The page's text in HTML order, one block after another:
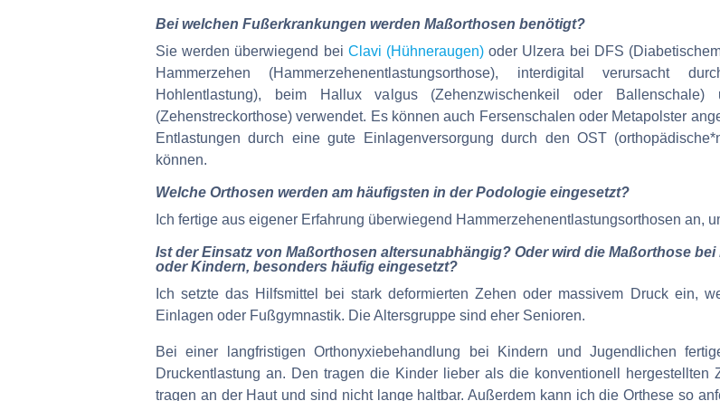
Bei welchen Fußerkrankungen werden Maßorthosen benötigt?
Sie werden überwiegend bei Clavi (Hühneraugen)oder Ulzera bei DFS
Hammerzehen (Hammerzehenentlastungsorthose), interdigital verursacht
Hohlentlastung), beim Hallux valgus (Zehenzwischenkeil oder
(Zehenstreckorthose) verwendet. Es können auch Fersenschalen oder Metapolster
Entlastungen durch eine gute Einlagenversorgung durch den OST
können.
Welche Orthosen werden am häufigsten in der Podologie eingesetzt?
Ich fertige aus eigener Erfahrung überwiegend Hammerzehenentlastungsorthosen an,
Ist der Einsatz von Maßorthosen altersunabhängig? Oder wird die Maßorthose
oder Kindern, besonders häufig eingesetzt?
Ich setzte das Hilfsmittel bei stark deformierten Zehen oder massivem Druck ein,
Einlagen oder Fußgymnastik. Die Altersgruppe sind eher Senioren.
Bei einer langfristigen Orthonyxiebehandlung bei Kindern und Jugendlichen
Druckentlastung an. Den tragen die Kinder lieber als die konventionell hergestellten
tragen an der Haut und sind nicht lange haltbar. Außerdem kann ich die Orthese so